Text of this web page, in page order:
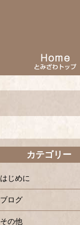
カテゴリー
はじめに
ブログ
その他